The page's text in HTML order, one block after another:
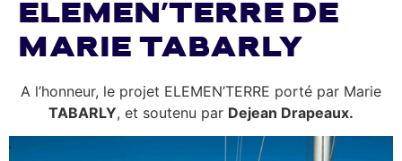
ELEMEN’TERRE de
Marie TABARLY
A l’honneur, le projet ELEMEN’TERRE porté par Marie
TABARLY, et soutenu par Dejean Drapeaux.